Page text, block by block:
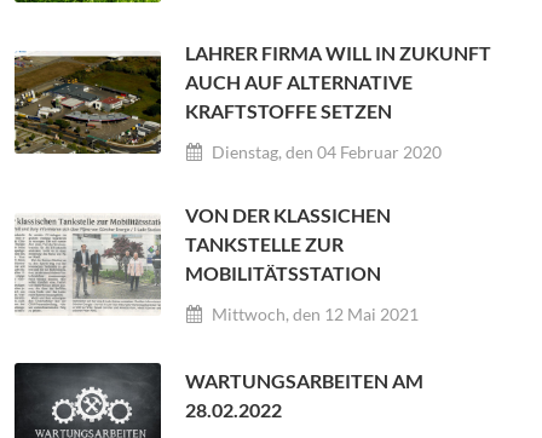
LAHRER FIRMA WILL IN ZUKUNFT
AUCH AUF ALTERNATIVE
KRAFTSTOFFE SETZEN
Dienstag, den 04 Februar 2020
VON DER KLASSICHEN
TANKSTELLE ZUR
MOBILITÄTSSTATION
Mittwoch, den 12 Mai 2021
WARTUNGSARBEITEN AM
28.02.2022